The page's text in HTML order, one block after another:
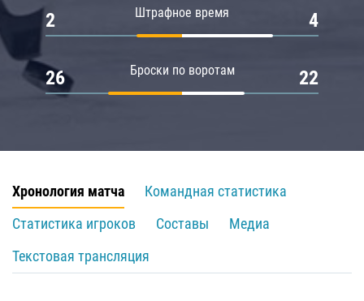
Штрафное время
2 4
Броски по воротам
26 22
Хронология матча
Командная статистика
Статистика игроков
Составы
Медиа
Текстовая трансляция